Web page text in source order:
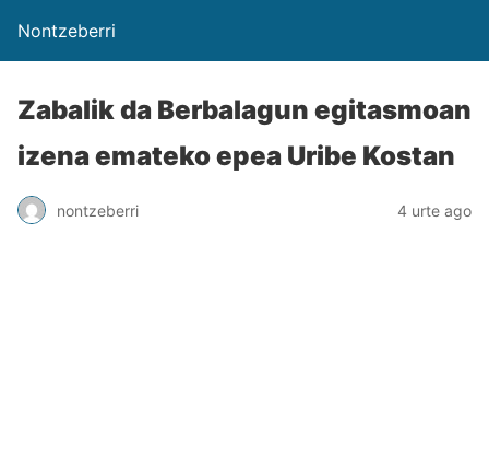
Nontzeberri
Zabalik da Berbalagun egitasmoan
izena emateko epea Uribe Kostan
nontzeberri 4 urte ago